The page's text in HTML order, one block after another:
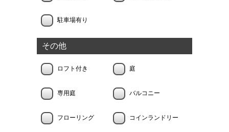
駐車場有り
その他
ロフト付き 庭
専用庭 バルコニー
フローリング コインランドリー